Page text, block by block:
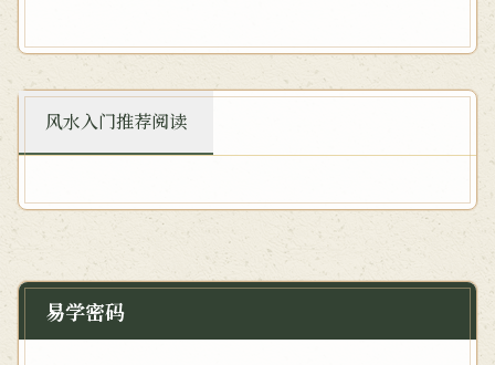
风水入门推荐阅读
易学密码